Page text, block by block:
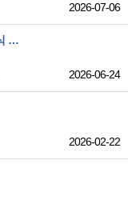
2026-07-06
일자리를 찾고 있습니다. 단체급식 조리원으로 취업 원합니다.
2026-06-24
2026-02-22